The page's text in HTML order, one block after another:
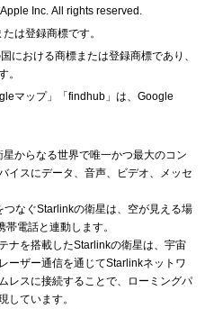
Inc. All rights reserved.
は登録商標です。
における商標または登録商標であり、
。
マップ」「findhub」は、Google
からなる世界で唯一かつ最大のコン
イスにデータ、音声、ビデオ、メッセ
なぐStarlinkの衛星は、空が見える場
電話と連動します。
ナを搭載したStarlinkの衛星は、宇宙
ーザー通信を通じてStarlinkネットワ
レスに接続することで、ローミングパ
しています。